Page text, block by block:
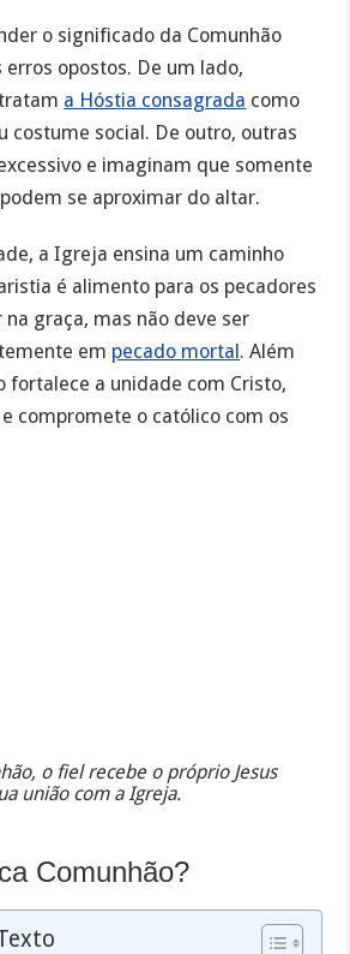
o significado da Comunhão
opostos. De um lado,
a Hóstia consagrada como
costume social. De outro, outras
e imaginam que somente
se aproximar do altar.
a Igreja ensina um caminho
é alimento para os pecadores
graça, mas não deve ser
em pecado mortal . Além
fortalece a unidade com Cristo,
e compromete o católico com os
o fiel recebe o próprio Jesus
união com a Igreja.
Comunhão?